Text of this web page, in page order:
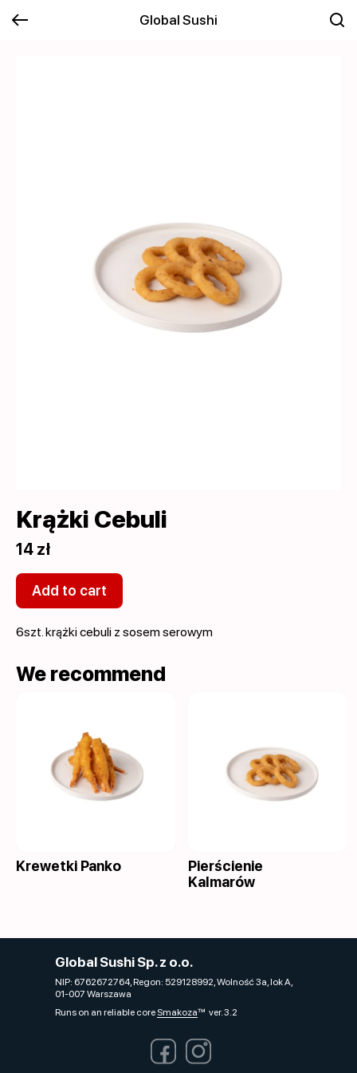
Global Sushi
Krążki Cebuli
14 zł
Add to cart
6szt. krążki cebuli z sosem serowym
We recommend
Krewetki Panko
Pierścienie
Kalmarów
Global Sushi Sp. z o.o.
NIP: 6762672764, Regon: 529128992, Wolność 3a, lok A,
01-007 Warszawa
Runs on an reliable core Smakozaver. 3.2